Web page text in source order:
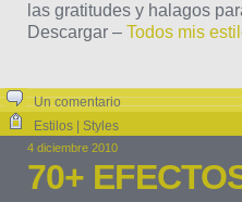
las gratitudes y halagos
Descargar – Todos mis
Un comentario
Estilos | Styles
4 diciembre 2010
70+